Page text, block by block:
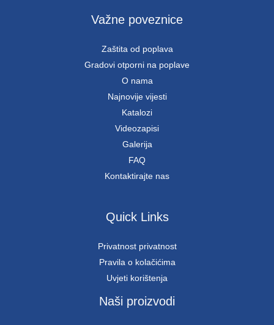
Važne poveznice
Zaštita od poplava
Gradovi otporni na poplave
O nama
Najnovije vijesti
Katalozi
Videozapisi
Galerija
FAQ
Kontaktirajte nas
Quick Links
Privatnost privatnost
Pravila o kolačićima
Uvjeti korištenja
Naši proizvodi